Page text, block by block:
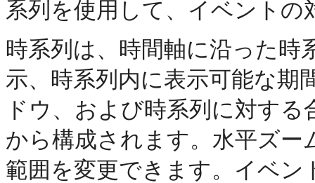
系列を使用して、イベント
時系列は、時間軸に沿った時
示、時系列内に表示可能な期
ドウ、および時系列に対す
から構成されます。水平ズー
範囲を変更できます。イベン